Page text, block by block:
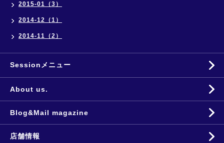
2015-01（3）
2014-12（1）
2014-11（2）
Sessionメニュー
About us.
Blog&Mail magazine
店舗情報